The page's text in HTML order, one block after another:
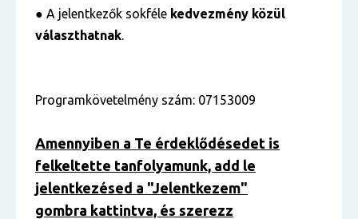
● A jelentkezők sokféle kedvezmény közül
választhatnak.
Programkövetelmény szám: 07153009
Amennyiben a Te érdeklődésedet is
felkeltette tanfolyamunk, add le
jelentkezésed a "Jelentkezem"
gombra kattintva, és szerezz